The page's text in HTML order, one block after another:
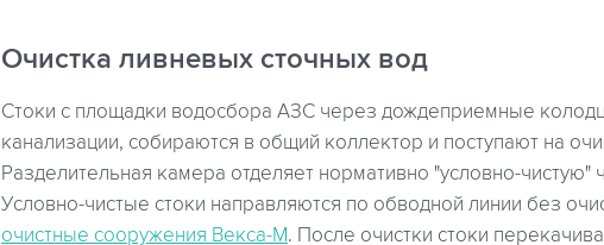
Очистка ливневых сточных вод
Стоки с площадки водосбора АЗС через дождеприемные
канализации, собираются в общий коллектор и поступают на
Разделительная камера отделяет нормативно "условно-чистую"
Условно-чистые стоки направляются по обводной линии без
очистные сооружения Векса-М. После очистки стоки